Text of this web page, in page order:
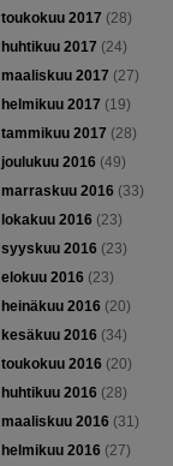
toukokuu 2017 (28)
huhtikuu 2017 (24)
maaliskuu 2017 (27)
helmikuu 2017 (19)
tammikuu 2017 (28)
joulukuu 2016 (49)
marraskuu 2016 (33)
lokakuu 2016 (23)
syyskuu 2016 (23)
elokuu 2016 (23)
heinäkuu 2016 (20)
kesäkuu 2016 (34)
toukokuu 2016 (20)
huhtikuu 2016 (28)
maaliskuu 2016 (31)
helmikuu 2016 (27)